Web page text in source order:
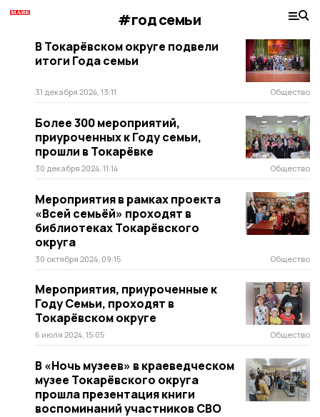
#год семьи
В Токарёвском округе подвели
итоги Года семьи
31 декабря 2024, 13:11 Общество
Более 300 мероприятий,
приуроченных к Году семьи,
прошли в Токарёвке
30 декабря 2024, 11:14 Общество
Мероприятия в рамках проекта
«Всей семьёй» проходят в
библиотеках Токарёвского
округа
30 октября 2024, 09:15 Общество
Мероприятия, приуроченные к
Году Семьи, проходят в
Токарёвском округе
6 июля 2024, 15:05 Общество
В «Ночь музеев» в краеведческом
музее Токарёвского округа
прошла презентация книги
воспоминаний участников СВО